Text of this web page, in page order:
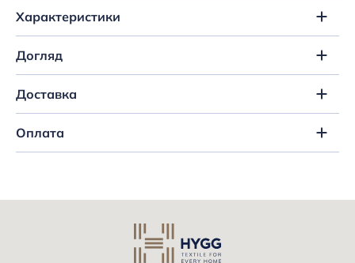
Характеристики
Догляд
Доставка
Оплата